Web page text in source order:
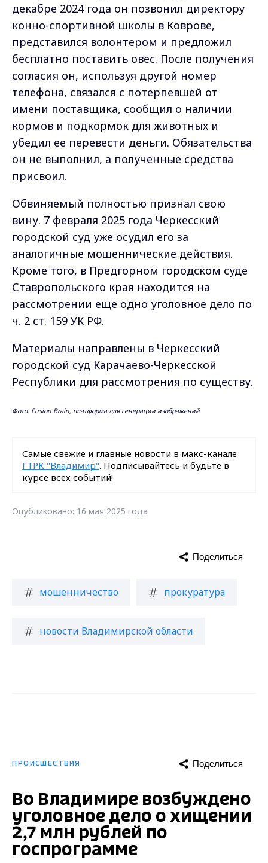
декабре 2024 года он позвонил директору
конно-спортивной школы в Коврове,
представился волонтером и предложил
бесплатно поставить овес. После получения
согласия он, используя другой номер
телефона, связался с потерпевшей от
имени поставщика, сообщил о наличии
кормов и подкормок для животных и
убедил ее перевести деньги. Обязательства
он не выполнил, а полученные средства
присвоил.
Обвиняемый полностью признал свою
вину. 7 февраля 2025 года Черкесский
городской суд уже осудил его за
аналогичные мошеннические действия.
Кроме того, в Предгорном городском суде
Ставропольского края находится на
рассмотрении еще одно уголовное дело по
ч. 2 ст. 159 УК РФ.
Материалы направлены в Черкесский
городской суд Карачаево-Черкесской
Республики для рассмотрения по существу.
Фото: Fusion Brain, платформа для генерации изображений
Самые свежие и главные новости в макс-канале
ГТРК "Владимир". Подписывайтесь и будьте в
курсе всех событий!
Опубликовано: 16 мая 2025 года
мошенничество прокуратура
новости Владимирской области
Поделиться
ПРОИСШЕСТВИЯ Поделиться
Во Владимире возбуждено
уголовное дело о хищении
2,7 млн рублей по
госпрограмме